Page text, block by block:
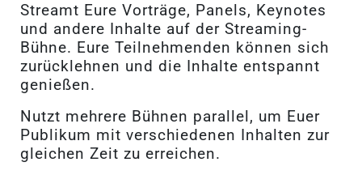
Streamt Eure Vorträge, Panels, Keynotes
und andere Inhalte auf der Streaming-
Bühne. Eure Teilnehmenden können sich
zurücklehnen und die Inhalte entspannt
genießen.
Nutzt mehrere Bühnen parallel, um Euer
Publikum mit verschiedenen Inhalten zur
gleichen Zeit zu erreichen.